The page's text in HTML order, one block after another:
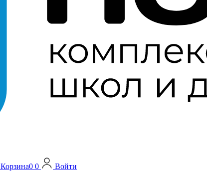
Корзина0 0
Войти